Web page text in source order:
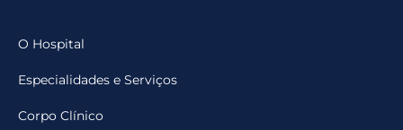
O Hospital
Especialidades e Serviços
Corpo Clínico